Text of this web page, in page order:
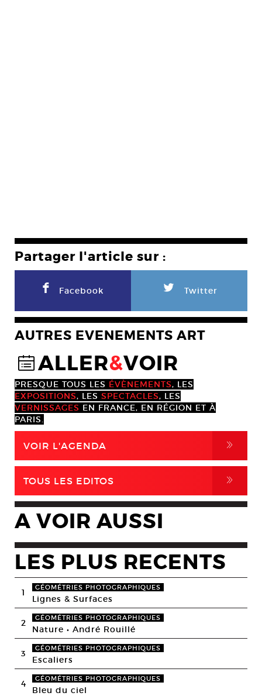
Partager l'article sur :
F Facebook L Twitter
AUTRES EVENEMENTS ART
@ALLER&VOIR
PRESQUE TOUS LES ÉVÈNEMENTS, LES
EXPOSITIONS, LES SPECTACLES, LES
VERNISSAGES EN FRANCE, EN RÉGION ET À
PARIS.
VOIR L'AGENDA ,
TOUS LES EDITOS ,
A VOIR AUSSI
LES PLUS RECENTS
1 GÉOMÉTRIES PHOTOGRAPHIQUES
Lignes & Surfaces
2 GÉOMÉTRIES PHOTOGRAPHIQUES
Nature • André Rouillé
3 GÉOMÉTRIES PHOTOGRAPHIQUES
Escaliers
4 GÉOMÉTRIES PHOTOGRAPHIQUES
Bleu du ciel